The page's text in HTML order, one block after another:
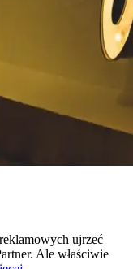
ujrzeć
Ale właściwie